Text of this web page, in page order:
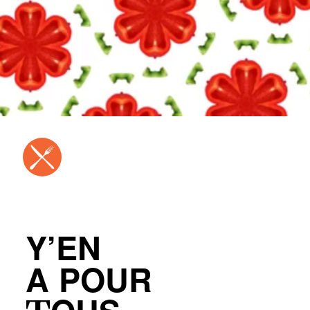
Y’EN
A POUR